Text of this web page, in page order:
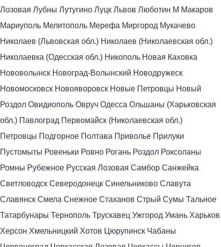
Лозовая Лубны Лутугино Луцк Львов Люботин М Макаров
Мариуполь Мелитополь Мерефа Миргород Мукачево
Николаев (Львовская обл.) Николаев (Николаевская обл.)
Николаевка (Одесская обл.) Никополь Новая Каховка
Нововолынск Новоград-Волынский Новодружеск
Новомосковск Новояворовск Новые Петровцы Новый
Роздол Овидиополь Овруч Одесса Ольшаны (Харьковская
обл.) Павлоград Первомайск (Николаевская обл.)
Петровцы Подгорное Полтава Приволье Прилуки
Пустомыты Ровеньки Ровно Рогань Роздол Роксоланы
Ромны Рубежное Русская Лозовая Самбор Санжейка
Светловодск Северодонецк Синельниково Славута
Славянск Смела Снежное Стаханов Стрый Сумы Тальное
Татарбунары Тернополь Трускавец Ужгород Умань Харьков
Херсон Хмельницкий Хотов Цюрупинск Чабаны